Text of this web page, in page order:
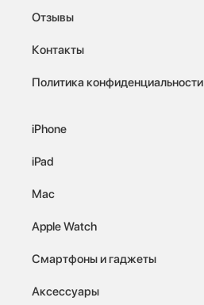
Отзывы
Контакты
Политика конфиденциальности
iPhone
iPad
Mac
Apple Watch
Смартфоны и гаджеты
Аксессуары